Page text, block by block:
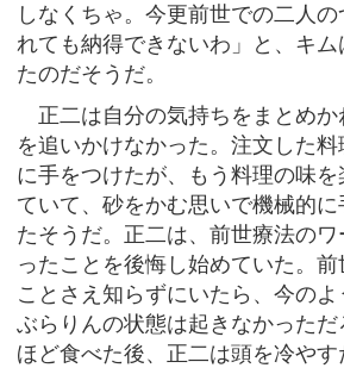
しなくちゃ。今更前世での二人
れても納得できないわ」と、キ
たのだそうだ。
正二は自分の気持ちをまとめか
を追いかけなかった。注文した
に手をつけたが、もう料理の味
ていて、砂をかむ思いで機械的
たそうだ。正二は、前世療法の
ったことを後悔し始めていた。
ことさえ知らずにいたら、今の
ぶらりんの状態は起きなかった
ほど食べた後、正二は頭を冷や